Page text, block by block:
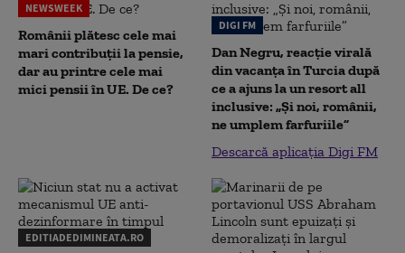
NEWSWEEK
Românii plătesc cele mai
mari contribuții la pensie,
dar au printre cele mai
mici pensii în UE. De ce?
DIGI FM
Dan Negru, reacție virală
din vacanța în Turcia după
ce a ajuns la un resort all
inclusive: „Și noi, românii,
ne umplem farfuriile”
Descarcă aplicația Digi FM
EDITIADEDIMINEATA.RO